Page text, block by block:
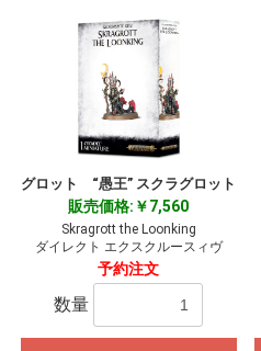
グロット “愚王” スクラグロット
販売価格:￥7,560
Skragrott the Loonking
ダイレクト エクスクルースィヴ
予約注文
数量